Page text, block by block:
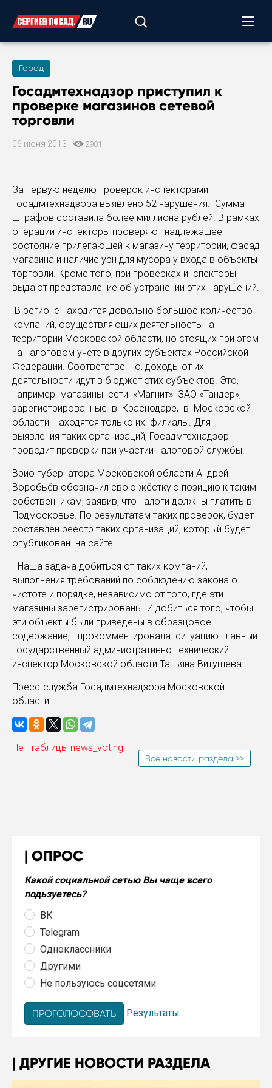
Город
Госадмтехнадзор приступил к
проверке магазинов сетевой
торговли
06 июня 2013 2981
За первую неделю проверок инспекторами
Госадмтехнадзора выявлено 52 нарушения. Сумма
штрафов составила более миллиона рублей. В рамках
операции инспекторы проверяют надлежащее
состояние прилегающей к магазину территории, фасад
магазина и наличие урн для мусора у входа в объекты
торговли. Кроме того, при проверках инспекторы
выдают представление об устранении этих нарушений.
В регионе находится довольно большое количество
компаний, осуществляющих деятельность на
территории Московской области, но стоящих при этом
на налоговом учёте в других субъектах Российской
Федерации. Соответственно, доходы от их
деятельности идут в бюджет этих субъектов. Это,
например магазины сети «Магнит» ЗАО «Тандер»,
зарегистрированные в Краснодаре, в Московской
области находятся только их филиалы. Для
выявления таких организаций, Госадмтехнадзор
проводит проверки при участии налоговой службы.
Врио губернатора Московской области Андрей
Воробьёв обозначил свою жёсткую позицию к таким
собственникам, заявив, что налоги должны платить в
Подмосковье. По результатам таких проверок, будет
составлен реестр таких организаций, который будет
опубликован на сайте.
- Наша задача добиться от таких компаний,
выполнения требований по соблюдению закона о
чистоте и порядке, независимо от того, где эти
магазины зарегистрированы. И добиться того, чтобы
эти объекты были приведены в образцовое
содержание, - прокомментировала ситуацию главный
государственный административно-технический
инспектор Московской области Татьяна Витушева.
Пресс-служба Госадмтехнадзора Московской
области
Нет таблицы news_voting
Все новости раздела >>
ОПРОС
Какой социальной сетью Вы чаще всего
подьзуетесь?
ВК
Telegram
Одноклассники
Другими
Не пользуюсь соцсетями
Результаты
ДРУГИЕ НОВОСТИ РАЗДЕЛА